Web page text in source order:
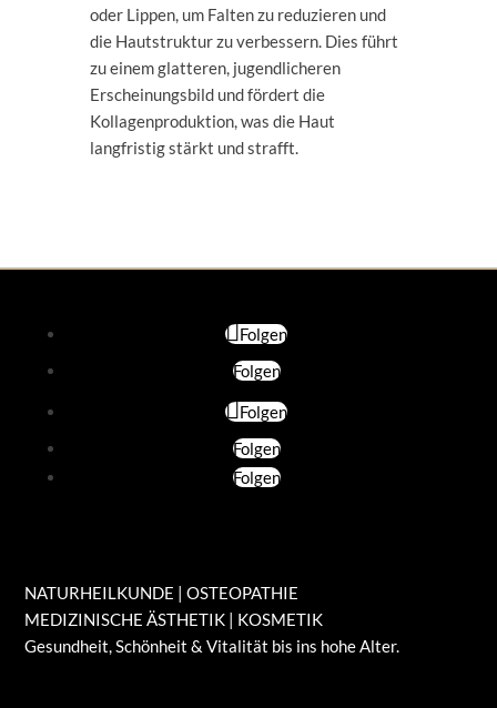
oder Lippen, um Falten zu reduzieren und
die Hautstruktur zu verbessern. Dies führt
zu einem glatteren, jugendlicheren
Erscheinungsbild und fördert die
Kollagenproduktion, was die Haut
langfristig stärkt und strafft.
Folgen
Folgen
Folgen
Folgen
Folgen
NATURHEILKUNDE | OSTEOPATHIE
MEDIZINISCHE ÄSTHETIK | KOSMETIK
Gesundheit, Schönheit & Vitalität bis ins hohe Alter.